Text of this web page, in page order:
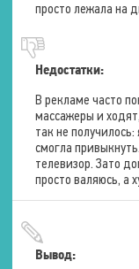
Пульт управления
Программы
Типы программ
Вес
Брутто (с
просто лежала на
Недостатки:
В рекламе часто
массажеры и
так не
смогла
телевизор. Зато
просто валяюсь, а
Вывод: